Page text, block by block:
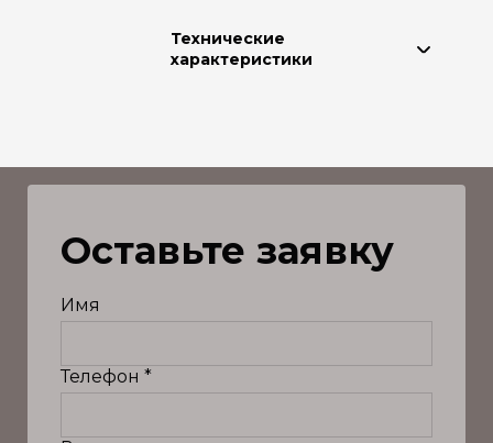
Технические
характеристики
Мин. диаметр свариваемых
труб:
Напряжение питания:
Суммарная мощность:
Макс. давление гидрогруппы:
Мощность нагревательного
Оставьте заявку
Имя
Телефон *